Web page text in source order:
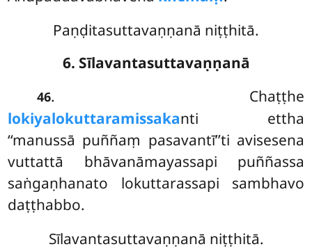
Paṇḍitasuttavaṇṇanā niṭṭhitā.
6. Sīlavantasuttavaṇṇanā
46. Chaṭṭhe
lokiyalokuttaramissakanti ettha
‘‘manussā puññaṃ pasavantī’’ti avisesena
vuttattā bhāvanāmayassapi puññassa
saṅgaṇhanato lokuttarassapi sambhavo
daṭṭhabbo.
Sīlavantasuttavaṇṇanā niṭṭhitā.